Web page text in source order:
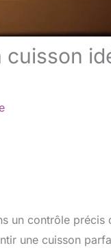
un contrôle précis
une cuisson